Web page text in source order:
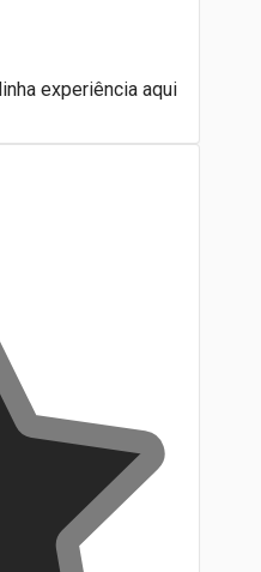
experiência aqui